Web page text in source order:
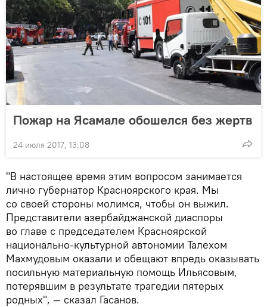
Пожар на Ясамале обошелся без жертв
24 июля 2017, 13:08
"В настоящее время этим вопросом занимается
лично губернатор Красноярского края. Мы
со своей стороны молимся, чтобы он выжил.
Представители азербайджанской диаспоры
во главе с председателем Красноярской
национально-культурной автономии Талехом
Махмудовым оказали и обещают впредь оказывать
посильную материальную помощь Ильясовым,
потерявшим в результате трагедии пятерых
родных", — сказал Гасанов.